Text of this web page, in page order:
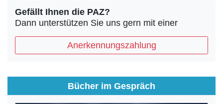
Gefällt Ihnen die PAZ?
Dann unterstützen Sie uns gern mit einer
Anerkennungszahlung
Bücher im Gespräch